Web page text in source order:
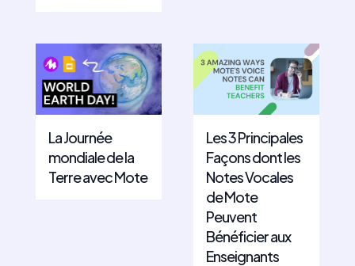
La Journée
mondiale de la
Terre avec Mote
Les 3 Principales
Façons dont les
Notes Vocales
de Mote
Peuvent
Bénéficier aux
Enseignants